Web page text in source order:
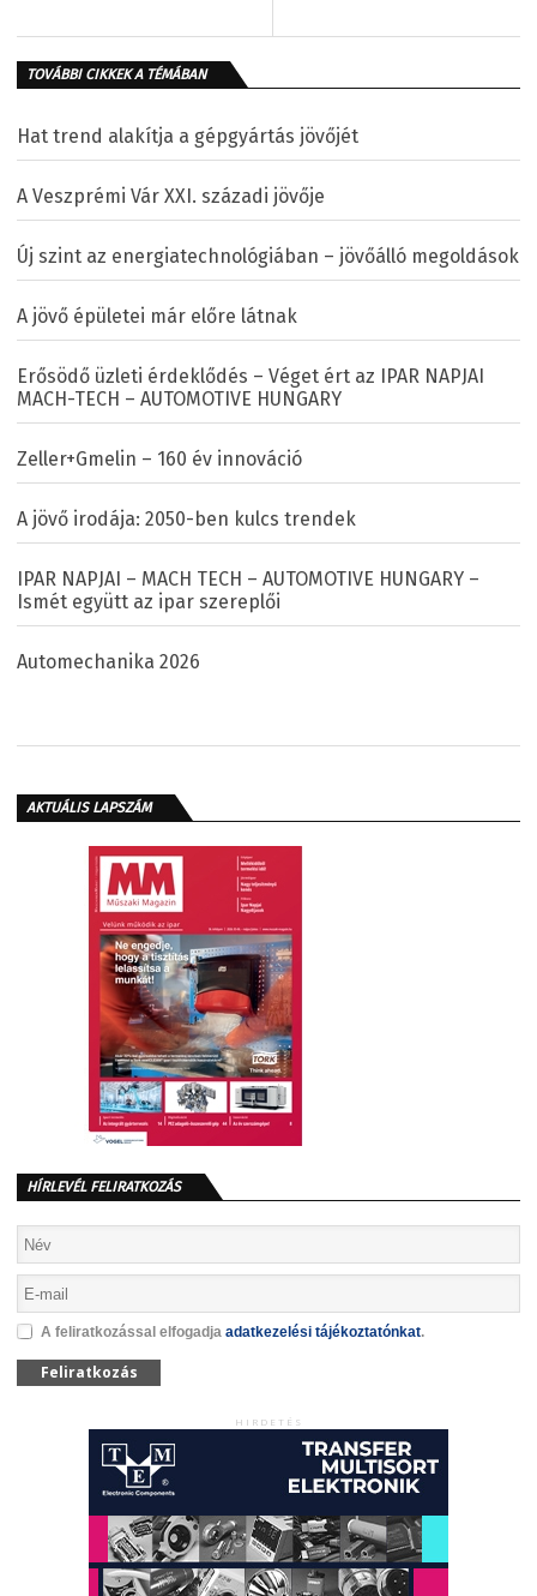
TOVÁBBI CIKKEK A TÉMÁBAN
Hat trend alakítja a gépgyártás jövőjét
A Veszprémi Vár XXI. századi jövője
Új szint az energiatechnológiában – jövőálló megoldások
A jövő épületei már előre látnak
Erősödő üzleti érdeklődés – Véget ért az IPAR NAPJAI
MACH-TECH – AUTOMOTIVE HUNGARY
Zeller+Gmelin – 160 év innováció
A jövő irodája: 2050-ben kulcs trendek
IPAR NAPJAI – MACH TECH – AUTOMOTIVE HUNGARY –
Ismét együtt az ipar szereplői
Automechanika 2026
AKTUÁLIS LAPSZÁM
HÍRLEVÉL FELIRATKOZÁS
A feliratkozással elfogadja adatkezelési tájékoztatónkat.
Feliratkozás
HIRDETÉS